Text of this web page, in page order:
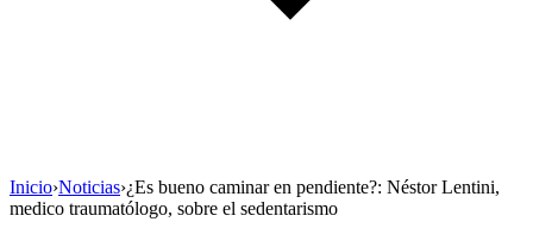
Inicio›Noticias›¿Es bueno caminar en pendiente?: Néstor Lentini,
medico traumatólogo, sobre el sedentarismo